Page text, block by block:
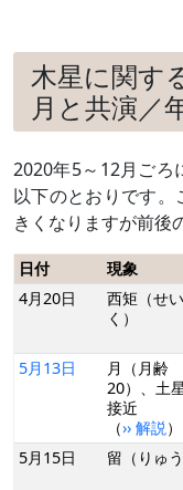
木星に関す
月と共演／
2020年5～12月ごろ
以下のとおりです
きくなりますが前後
日付 現象
4月20日
西矩（せい
く）
5月13日
月（月齢
20）、土
接近
（›› 解説）
5月15日 留（りゅう